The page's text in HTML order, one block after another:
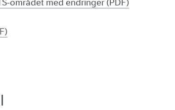
området med endringer (PDF)